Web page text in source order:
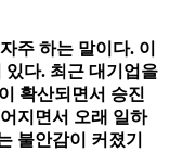
주 하는 말이다. 이
있다. 최근 대기업을
확산되면서 승진
지면서 오래 일하
불안감이 커졌기